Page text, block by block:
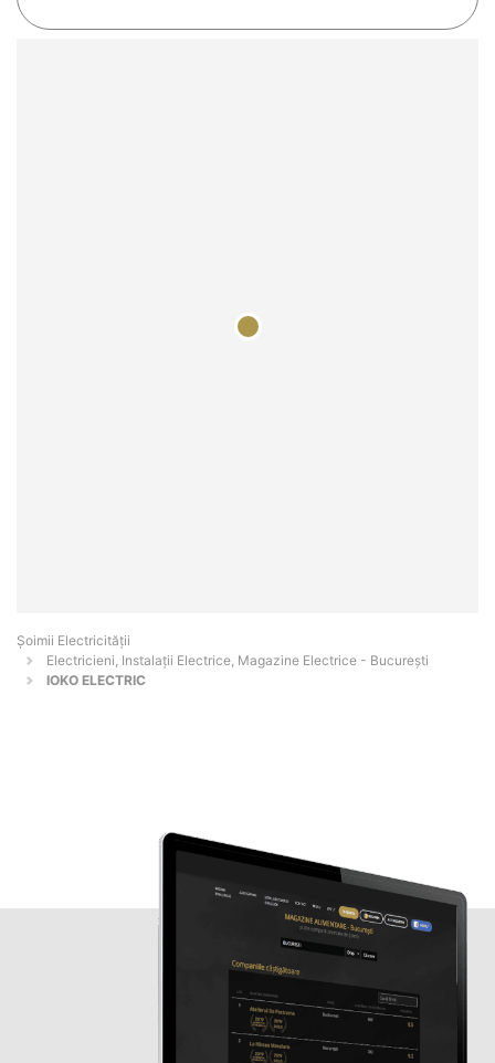
Șoimii Electricității
Electricieni, Instalații Electrice, Magazine Electrice - Bucureşti
IOKO ELECTRIC